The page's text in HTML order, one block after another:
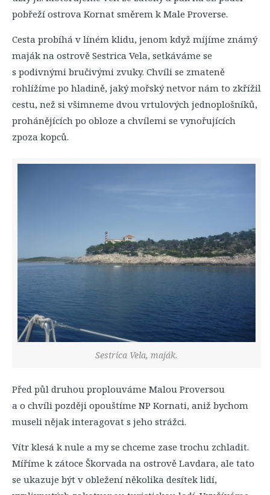
pobřeží ostrova Kornat směrem k Male Proverse.
Cesta probíhá v líném klidu, jenom když míjíme známý
maják na ostrově Sestrica Vela, setkáváme se
s podivnými bručivými zvuky. Chvíli se zmateně
rohlížíme po hladině, jaký mořský netvor nám to zkřížil
cestu, než si všimneme dvou vrtulových jednoplošníků,
prohánějících po obloze a chvílemi se vynořujících
zpoza kopců.
Sestrica Vela, maják.
Před půl druhou proplouváme Malou Proversou
a o chvíli později opouštíme NP Kornati, aniž bychom
museli nějak interagovat s jeho strážci.
Vítr klesá k nule a my se chceme zase trochu zchladit.
Míříme k zátoce Škorvada na ostrově Lavdara, ale tato
se ukazuje být v obležení několika desítek lidí,